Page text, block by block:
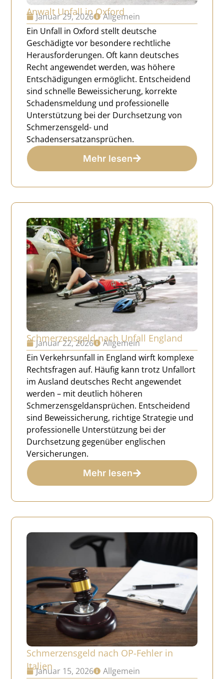
Anwalt Unfall in Oxford
Januar 29, 2026
Allgemein
Ein Unfall in Oxford stellt deutsche
Geschädigte vor besondere rechtliche
Herausforderungen. Oft kann deutsches
Recht angewendet werden, was höhere
Entschädigungen ermöglicht. Entscheidend
sind schnelle Beweissicherung, korrekte
Schadensmeldung und professionelle
Unterstützung bei der Durchsetzung von
Schmerzensgeld- und
Schadensersatzansprüchen.
Mehr lesen
Schmerzensgeld nach Unfall England
Januar 22, 2026
Allgemein
Ein Verkehrsunfall in England wirft komplexe
Rechtsfragen auf. Häufig kann trotz Unfallort
im Ausland deutsches Recht angewendet
werden – mit deutlich höheren
Schmerzensgeldansprüchen. Entscheidend
sind Beweissicherung, richtige Strategie und
professionelle Unterstützung bei der
Durchsetzung gegenüber englischen
Versicherungen.
Mehr lesen
Schmerzensgeld nach OP-Fehler in
Italien
Januar 15, 2026
Allgemein